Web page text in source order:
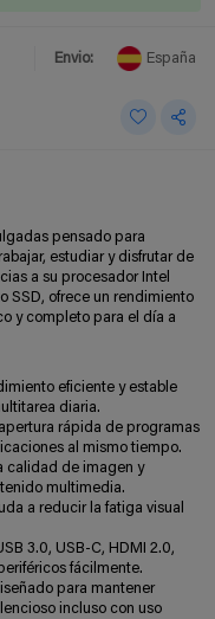
Envio: España
pensado para
estudiar y disfrutar de
a su procesador Intel
SSD, ofrece un rendimiento
y completo para el día a
eficiente y estable
diaria.
rápida de programas
al mismo tiempo.
calidad de imagen y
multimedia.
a reducir la fatiga visual
3.0, USB-C, HDMI 2.0,
fácilmente.
para mantener
incluso con uso